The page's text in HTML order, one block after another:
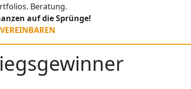
Beratung.
auf die Sprünge!